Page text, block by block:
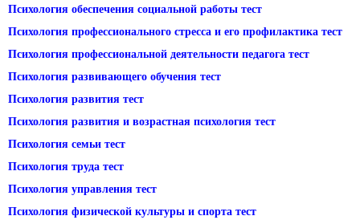
Психология обеспечения социальной работы тест
Психология профессионального стресса и его профилактика тест
Психология профессиональной деятельности педагога тест
Психология развивающего обучения тест
Психология развития тест
Психология развития и возрастная психология тест
Психология семьи тест
Психология труда тест
Психология управления тест
Психология физической культуры и спорта тест